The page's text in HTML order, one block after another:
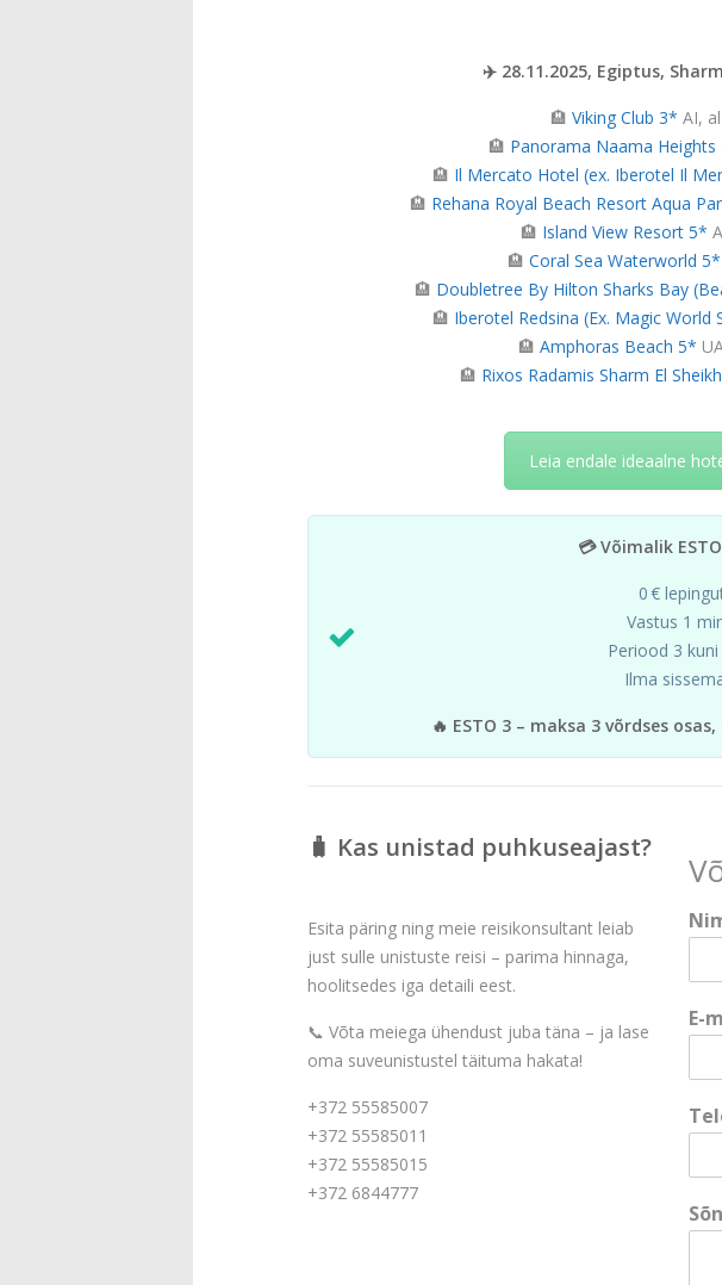
✈️ 28.11.2025, Egiptus,
🏨 Viking Club 3* AI,
🏨 Panorama Naama Heights
🏨 Il Mercato Hotel (ex. Iberotel Il
🏨 Rehana Royal Beach Resort Aqua
🏨 Island View Resort 5*
🏨 Coral Sea Waterworld 5*
🏨 Doubletree By Hilton Sharks Bay
🏨 Iberotel Redsina (Ex. Magic World
🏨 Amphoras Beach 5*
🏨 Rixos Radamis Sharm El
Leia endale ideaalne
💳 Võimalik
0 €
Vastus 1
Periood 3
Ilma
🔥 ESTO 3 – maksa 3 võrdses
🧳 Kas unistad puhkuseajast?
Esita päring ning meie reisikonsultant leiab
just sulle unistuste reisi – parima hinnaga,
hoolitsedes iga detaili eest.
📞 Võta meiega ühendust juba täna – ja lase
oma suveunistustel täituma hakata!
+372 55585007
+372 55585011
+372 55585015
+372 6844777
S
õ
u
N
m
T
E-